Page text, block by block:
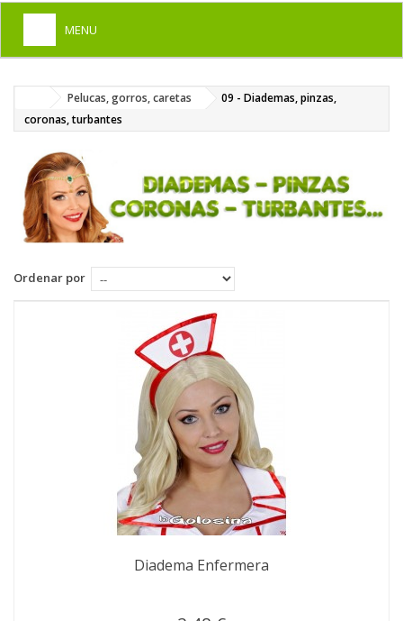
MENU
DISFRACES PARA ADULTOS
COMPLEMENTOS
+
MAQUILLAJE FIESTA
PARTY, BROMAS
Pelucas, gorros, caretas
09 - Diademas, pinzas,
coronas, turbantes
Ordenar por
Diadema Enfermera